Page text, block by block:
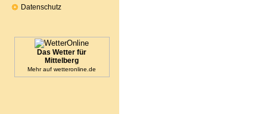
Datenschutz
Das Wetter für
Mittelberg
Mehr auf wetteronline.de